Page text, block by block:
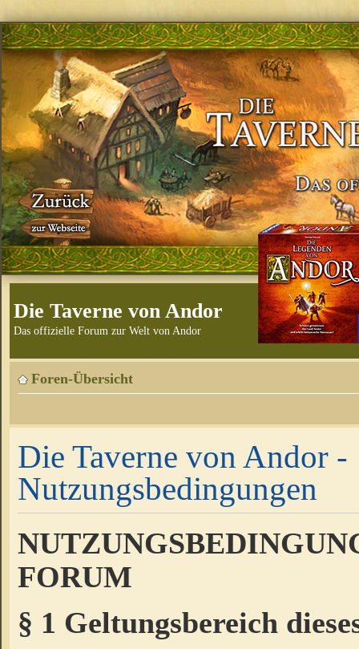
Die Taverne von Andor
Das offizielle Forum zur Welt von Andor
Foren-Übersicht
Die Taverne von Andor -
Nutzungsbedingungen
FORUM
§ 1 Geltungsbereich